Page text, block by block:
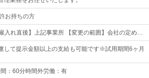
お持ちの方
入れ直後】上記事業所 【変更の範囲】会社の定め…
て提示金額以上の支給も可能です※試用期間6ヶ月
：60分時間外労働：有